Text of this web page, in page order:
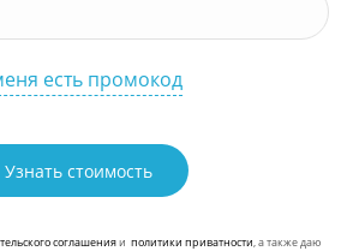
есть промокод
Узнать стоимость
соглашенияи политики приватности, а также даю